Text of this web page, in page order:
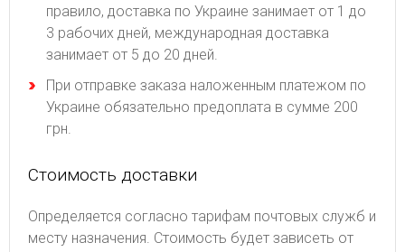
правило, доставка по Украине занимает от 1 до
3 рабочих дней, международная доставка
занимает от 5 до 20 дней.
При отправке заказа наложенным платежом по
Украине обязательно предоплата в сумме 200
грн.
Стоимость доставки
Определяется согласно тарифам почтовых служб и
месту назначения. Стоимость будет зависеть от